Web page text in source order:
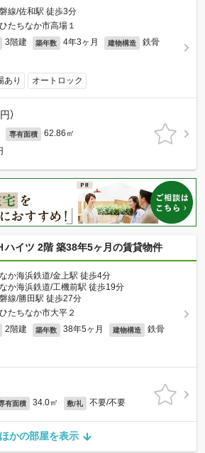
線/佐和駅 徒歩3分
たちなか市高場１
3階建 築年数 4年3ヶ月 建物構造 鉄骨
あり オートロック
）
専有面積 62.86㎡
ハイツ 2階 築38年5ヶ月の賃貸物件
か海浜鉄道/金上駅 徒歩4分
か海浜鉄道/工機前駅 徒歩19分
線/勝田駅 徒歩27分
たちなか市大平２
2階建 築年数 38年5ヶ月 建物構造 鉄骨
有面積 34.0㎡ 敷/礼 不要/不要
ほかの部屋を表示